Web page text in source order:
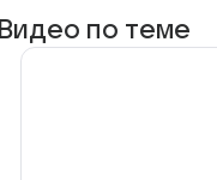
Видео по теме